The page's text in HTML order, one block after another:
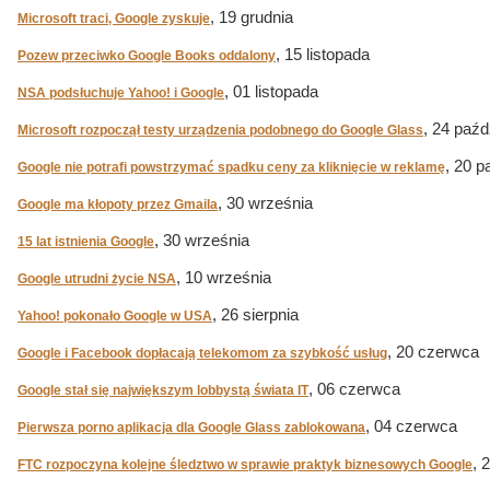
Microsoft traci, Google zyskuje, 19 grudnia
Pozew przeciwko Google Books oddalony, 15 listopada
NSA podsłuchuje Yahoo! i Google, 01 listopada
Microsoft rozpoczął testy urządzenia podobnego do Google Glass, 24
Google nie potrafi powstrzymać spadku ceny za kliknięcie w reklamę, 20
Google ma kłopoty przez Gmaila, 30 września
15 lat istnienia Google, 30 września
Google utrudni życie NSA, 10 września
Yahoo! pokonało Google w USA, 26 sierpnia
Google i Facebook dopłacają telekomom za szybkość usług, 20 czerwca
Google stał się największym lobbystą świata IT, 06 czerwca
Pierwsza porno aplikacja dla Google Glass zablokowana, 04 czerwca
FTC rozpoczyna kolejne śledztwo w sprawie praktyk biznesowych Google,